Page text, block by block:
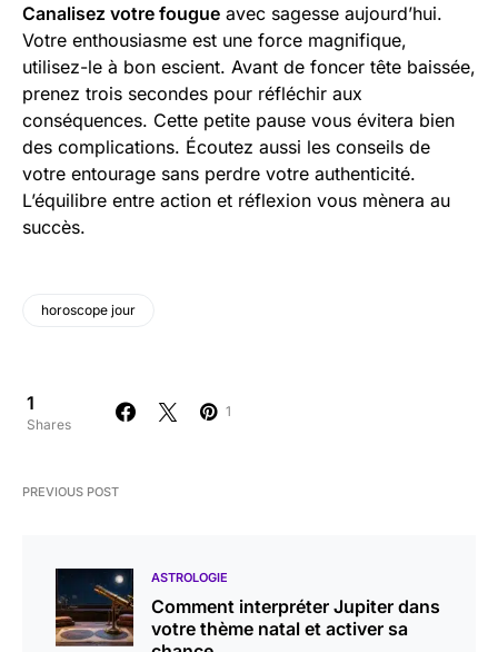
Canalisez votre fougue avec sagesse aujourd’hui.
Votre enthousiasme est une force magnifique,
utilisez-le à bon escient. Avant de foncer tête baissée,
prenez trois secondes pour réfléchir aux
conséquences. Cette petite pause vous évitera bien
des complications. Écoutez aussi les conseils de
votre entourage sans perdre votre authenticité.
L’équilibre entre action et réflexion vous mènera au
succès.
horoscope jour
1
Shares
1
PREVIOUS POST
ASTROLOGIE
Comment interpréter Jupiter dans
votre thème natal et activer sa